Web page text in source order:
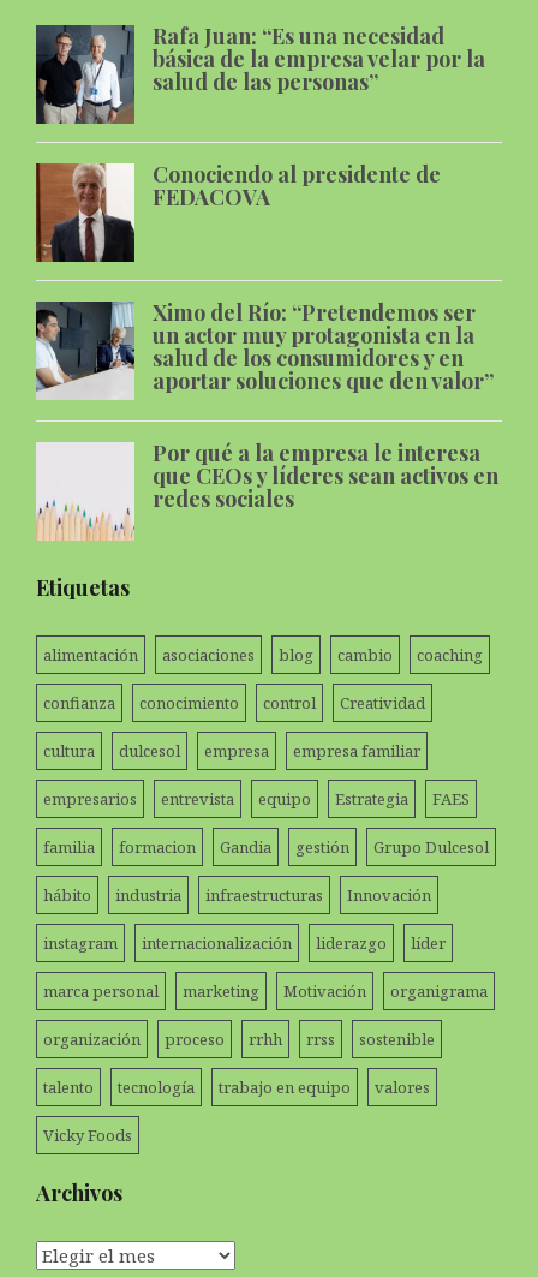
Rafa Juan: “Es una necesidad
básica de la empresa velar por la
salud de las personas”
Conociendo al presidente de
FEDACOVA
Ximo del Río: “Pretendemos ser
un actor muy protagonista en la
salud de los consumidores y en
aportar soluciones que den valor”
Por qué a la empresa le interesa
que CEOs y líderes sean activos en
redes sociales
Etiquetas
alimentación asociaciones blog cambio coaching
confianza conocimiento control Creatividad
cultura dulcesol empresa empresa familiar
empresarios entrevista equipo Estrategia FAES
familia formacion Gandia gestión Grupo Dulcesol
hábito industria infraestructuras Innovación
instagram internacionalización liderazgo líder
marca personal marketing Motivación organigrama
organización proceso rrhh rrss sostenible
talento tecnología trabajo en equipo valores
Vicky Foods
Archivos
Archivos